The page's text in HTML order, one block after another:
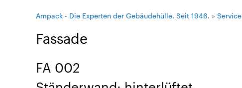
Ampack - Die Experten der Gebäudehülle. Seit 1946. » Service
Fassade
FA 002